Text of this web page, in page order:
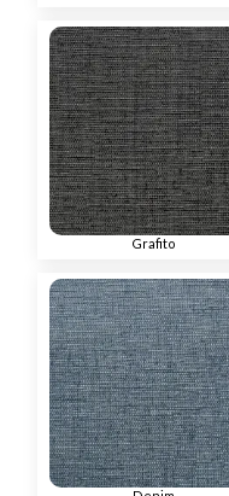
Grafito